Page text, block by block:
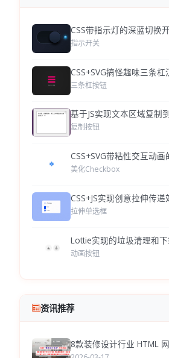
CSS带指示灯的深蓝切换
指示开关
CSS+SVG搞怪趣味三条
三条杠按钮
基于JS实现文本区域复制
复制按钮
CSS+SVG带粘性交互动画
美化Checkbox
CSS+JS实现创意拉伸传递
拉伸单选框
Lottie实现的垃圾清理和下
动画按钮
资讯推荐
8款装修设计行业 HTML